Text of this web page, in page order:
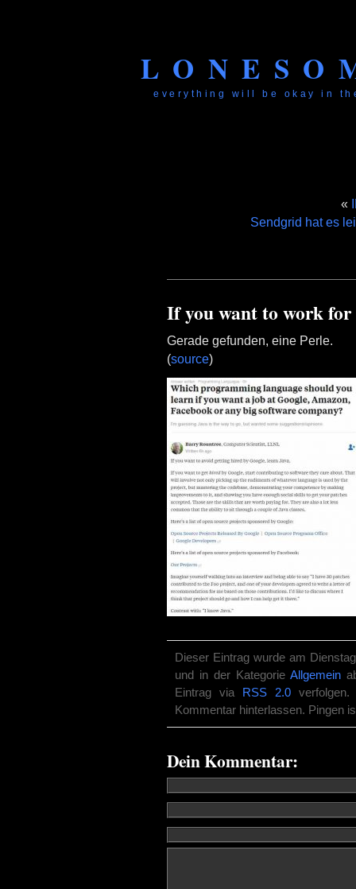
everything will be okay in
«
Sendgrid hat es
If you want to work
Gerade gefunden, eine Perle.
(source)
Dieser Eintrag wurde am
und in der Kategorie Allgemein
Eintrag via
RSS 2.0verfolgen.
Kommentar hinterlassen. Pingen
Dein Kommentar: